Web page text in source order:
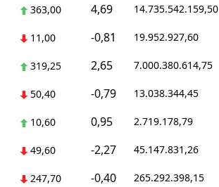
363,00 4,69 14.735.542.159,50
11,00 -0,81 19.952.927,60
319,25 2,65 7.000.380.614,75
50,40 -0,79 13.038.344,45
10,60 0,95 2.719.178,79
49,60 -2,27 45.147.831,26
247,70 -0,40 265.292.398,15